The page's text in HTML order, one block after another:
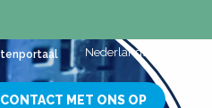
Nederlands
CONTACT MET ONS OP